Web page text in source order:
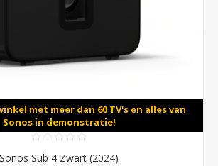
met meer dan 60 TV's en alles van
Sonos in demonstratie!
Sonos Sub 4 Zwart (2024)